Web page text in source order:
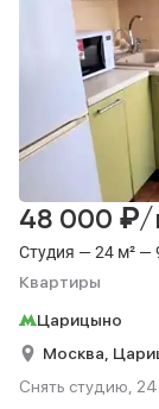
Студия — 24 м² —
Квартиры
48 000 ₽/
Царицыно
Москва,
Снять студию, 24